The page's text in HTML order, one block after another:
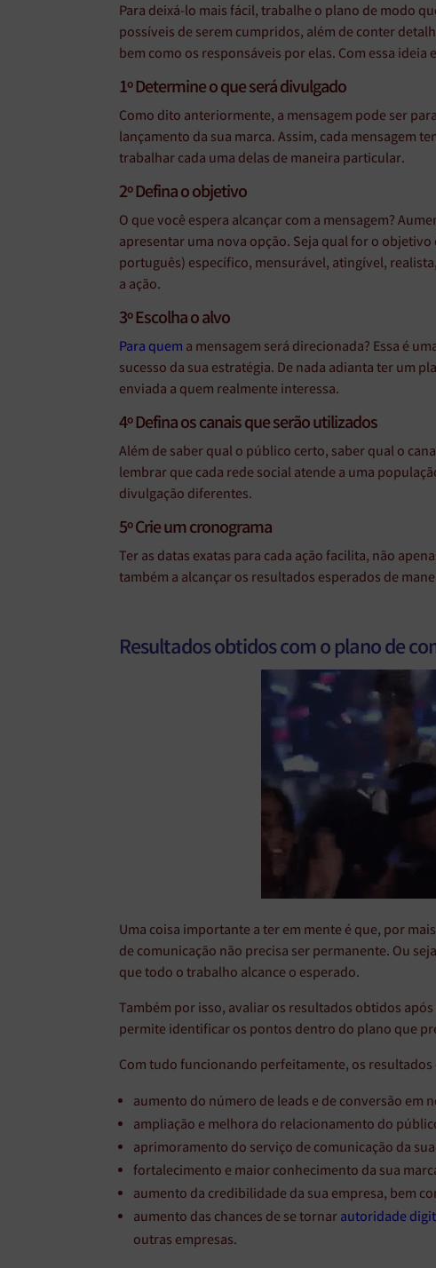
Para deixá-lo mais fácil, trabalhe o plano de modo
possíveis de serem cumpridos, além de conter
bem como os responsáveis por elas. Com essa
1º Determine o que será divulgado
Como dito anteriormente, a mensagem pode ser
lançamento da sua marca. Assim, cada mensagem
trabalhar cada uma delas de maneira particular.
2º Defina o objetivo
O que você espera alcançar com a mensagem?
apresentar uma nova opção. Seja qual for o objetivo
português) específico, mensurável, atingível,
a ação.
3º Escolha o alvo
Para quem a mensagem será direcionada? Essa é
sucesso da sua estratégia. De nada adianta ter um
enviada a quem realmente interessa.
4º Defina os canais que serão utilizados
Além de saber qual o público certo, saber qual o
lembrar que cada rede social atende a uma
divulgação diferentes.
5º Crie um cronograma
Ter as datas exatas para cada ação facilita, não
também a alcançar os resultados esperados de
Resultados obtidos com o plano de
Uma coisa importante a ter em mente é que, por
de comunicação não precisa ser permanente. Ou
que todo o trabalho alcance o esperado.
Também por isso, avaliar os resultados obtidos
permite identificar os pontos dentro do plano que
Com tudo funcionando perfeitamente, os
aumento do número de leads e de conversão em
ampliação e melhora do relacionamento do
aprimoramento do serviço de comunicação da
fortalecimento e maior conhecimento da sua
aumento da credibilidade da sua empresa, bem
aumento das chances de se tornarautoridade
outras empresas.